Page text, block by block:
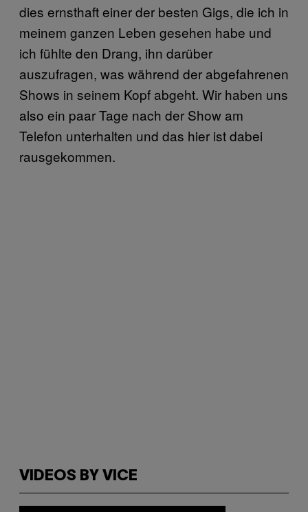
dies ernsthaft einer der besten Gigs, die ich in
meinem ganzen Leben gesehen habe und
ich fühlte den Drang, ihn darüber
auszufragen, was während der abgefahrenen
Shows in seinem Kopf abgeht. Wir haben uns
also ein paar Tage nach der Show am
Telefon unterhalten und das hier ist dabei
rausgekommen.
VIDEOS BY VICE